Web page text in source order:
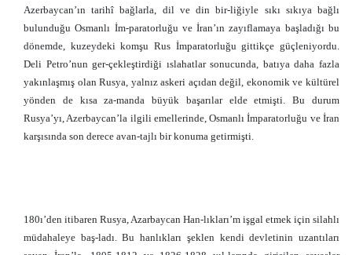
Azerbaycan’ın tarihî bağlarla, dil ve din bir-liğiyle sıkı sıkıya bağlı
bulunduğu Osmanlı İm-paratorluğu ve İran’ın zayıflamaya başladığı bu
dönemde, kuzeydeki komşu Rus İmparatorluğu gittikçe güçleniyordu.
Deli Petro’nun ger-çekleştirdiği ıslahatlar sonucunda, batıya daha fazla
yakınlaşmış olan Rusya, yalnız askeri açıdan değil, ekonomik ve kültürel
yönden de kısa za-manda büyük başarılar elde etmişti. Bu durum
Rusya’yı, Azerbaycan’la ilgili emellerinde, Osmanlı İmparatorluğu ve İran
karşısında son derece avan-tajlı bir konuma getirmişti.
180ı’den itibaren Rusya, Azarbaycan Han-lıkları’m işgal etmek için silahlı
müdahaleye baş-ladı. Bu hanlıkları şeklen kendi devletinin uzantıları